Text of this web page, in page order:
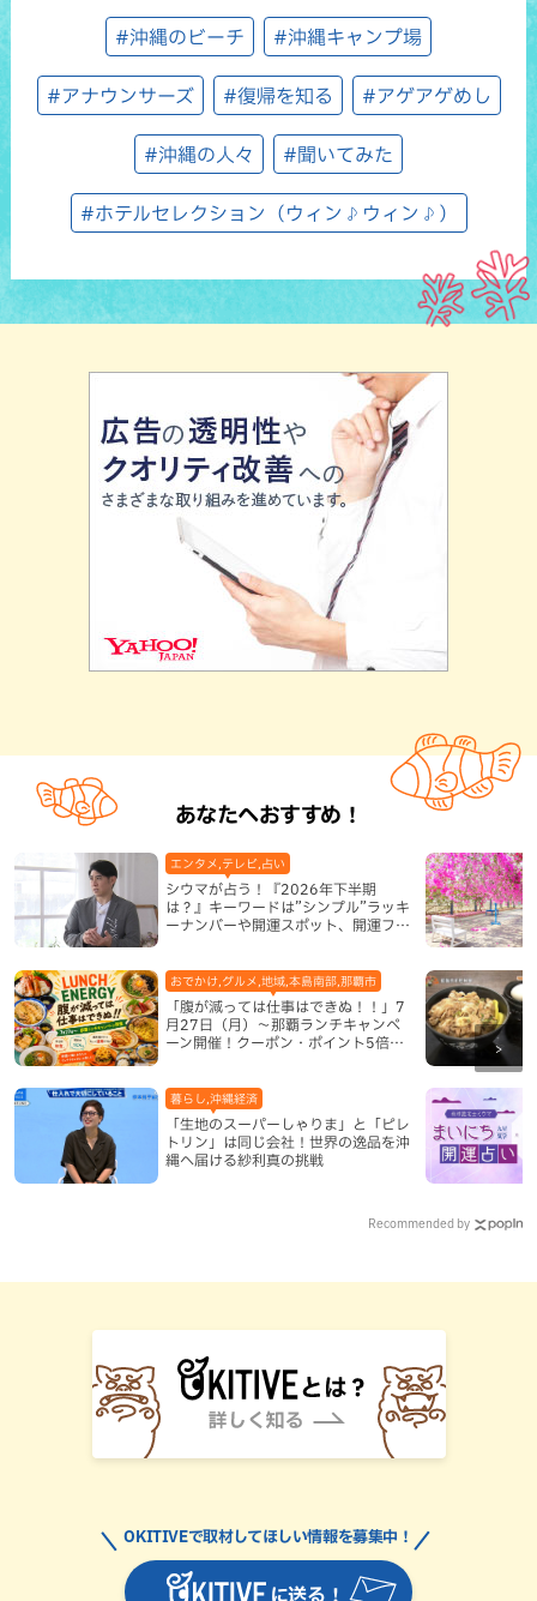
#沖縄のビーチ #沖縄キャンプ場
#アナウンサーズ #復帰を知る #アゲアゲめし
#沖縄の人々 #聞いてみた
#ホテルセレクション（ウィン♪ウィン♪）
あなたへおすすめ！
シウマが占う！『2026年下半期
は？』キーワードは”シンプル”ラッキ
ーナンバーや開運スポット、開運フー
エンタメ,テレビ,占い
「腹が減っては仕事はできぬ！！」7
月27日（月）〜那覇ランチキャンペ
ーン開催！クーポン・ポイント5倍・
おでかけ,グルメ,地域,本島南部,那覇市
「生地のスーパーしゃりま」と「ピレ
トリン」は同じ会社！世界の逸品を沖
縄へ届ける紗利真の挑戦
暮らし,沖縄経済
Recommended by
に送る！
OKITIVEで取材してほしい情報を募集中！